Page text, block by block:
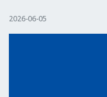
2026-06-05